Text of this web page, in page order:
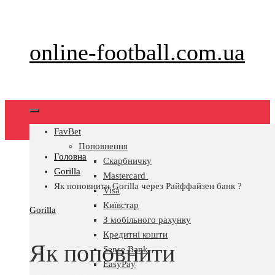
online-football.com.ua
FavBet
Поповнення
Скарбничку
Mastercard
Visa
Київстар
З мобільного рахунку
Кредитні кошти
Sense Bank
EasyPay
Головна
Gorilla
Як поповнити Gorilla через Райффайзен банк ?
Gorilla
Як поповнити